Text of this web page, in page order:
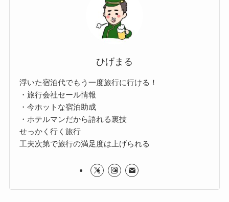
ひげまる
浮いた宿泊代でもう一度旅行に行ける！
・旅行会社セール情報
・今ホットな宿泊助成
・ホテルマンだから語れる裏技
せっかく行く旅行
工夫次第で旅行の満足度は上げられる